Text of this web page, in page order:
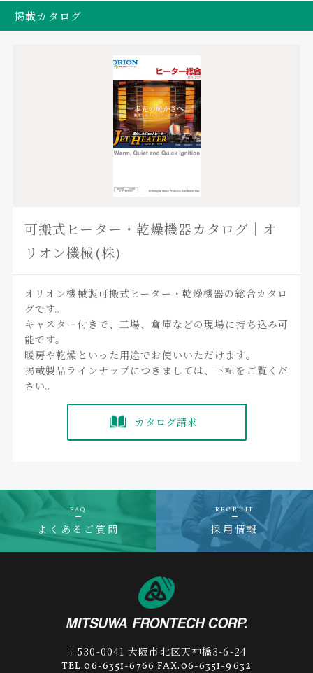
掲載カタログ
可搬式ヒーター・乾燥機器カタログ｜オ
リオン機械(株)
オリオン機械製可搬式ヒーター・乾燥機器の総合カタロ
グです。
キャスター付きで、工場、倉庫などの現場に持ち込み可
能です。
暖房や乾燥といった用途でお使いいただけます。
掲載製品ラインナップにつきましては、下記をご覧くだ
さい。
カタログ請求
FAQ
よくあるご質問
RECRUIT
採用情報
〒530-0041 大阪市北区天神橋3-6-24
TEL.06-6351-6766 FAX.06-6351-9632